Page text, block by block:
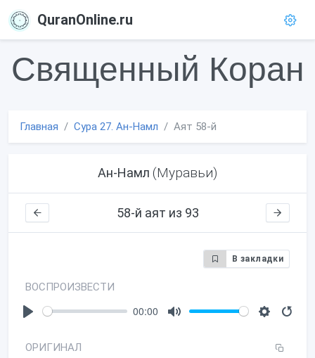
QuranOnline.ru
Священный Коран
Главная Сура 27. Ан-Намл Аят 58-й
Ан-Намл (Муравьи)
58-й аят из 93
В закладки
ВОСПРОИЗВЕСТИ
l
00:00
ОРИГИНАЛ